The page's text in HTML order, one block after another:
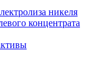
никеля
концентрата